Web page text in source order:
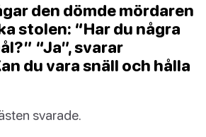
den dömde mördaren
stolen: “Har du några
“Ja”, svarar
du vara snäll och hålla
svarade.